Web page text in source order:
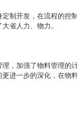
制开发，在流程的控
省人力、物力。
，加强了物料管理的计
进一步的深化，在物